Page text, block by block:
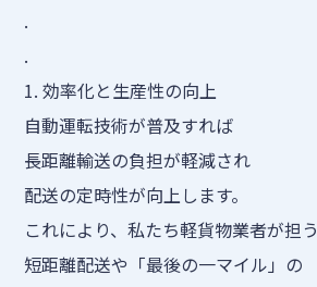
.
.
1. 効率化と生産性の向上
自動運転技術が普及すれば
長距離輸送の負担が軽減され
配送の定時性が向上します。
これにより、私たち軽貨物業者が担う
短距離配送や「最後の一マイル」の